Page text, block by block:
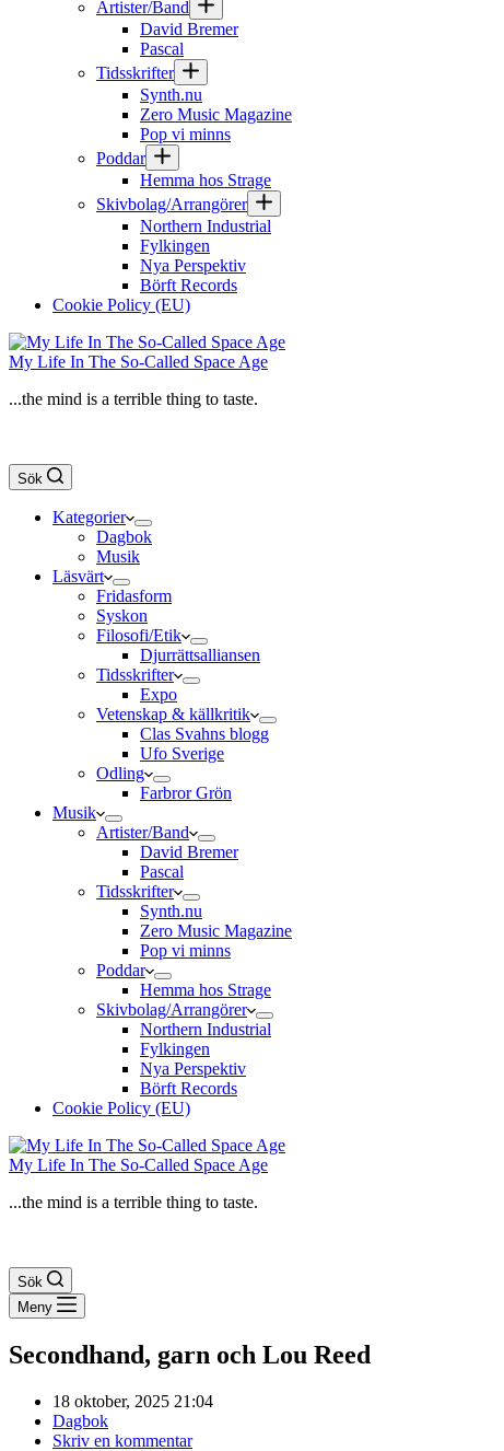
Artister/Band
David Bremer
Pascal
Tidsskrifter
Synth.nu
Zero Music Magazine
Pop vi minns
Poddar
Hemma hos Strage
Skivbolag/Arrangörer
Northern Industrial
Fylkingen
Nya Perspektiv
Börft Records
Cookie Policy (EU)
My Life In The So-Called Space Age
...the mind is a terrible thing to taste.
Sök
Kategorier
Dagbok
Musik
Läsvärt
Fridasform
Syskon
Filosofi/Etik
Djurrättsalliansen
Tidsskrifter
Expo
Vetenskap & källkritik
Clas Svahns blogg
Ufo Sverige
Odling
Farbror Grön
Musik
Artister/Band
David Bremer
Pascal
Tidsskrifter
Synth.nu
Zero Music Magazine
Pop vi minns
Poddar
Hemma hos Strage
Skivbolag/Arrangörer
Northern Industrial
Fylkingen
Nya Perspektiv
Börft Records
Cookie Policy (EU)
My Life In The So-Called Space Age
...the mind is a terrible thing to taste.
Sök
Meny
Secondhand, garn och Lou Reed
18 oktober, 2025 21:04
Dagbok
Skriv en kommentar